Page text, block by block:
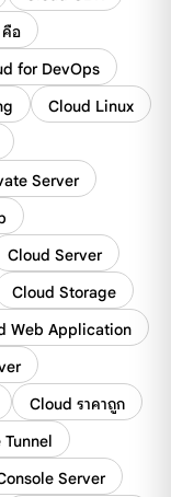
อ
for DevOps
Cloud Linux
Server
Cloud Server
Cloud Storage
Web Application
Cloud ราคาถูก
Server